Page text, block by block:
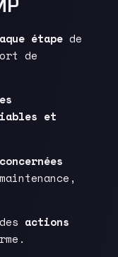
étape de
de
et
actions